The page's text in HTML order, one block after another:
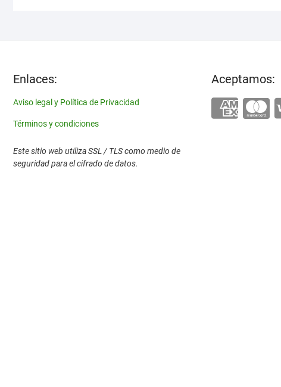
Enlaces:
Aviso legal y Política de Privacidad
Términos y condiciones
Este sitio web utiliza SSL / TLS como medio de
seguridad para el cifrado de datos.
Aceptamos: